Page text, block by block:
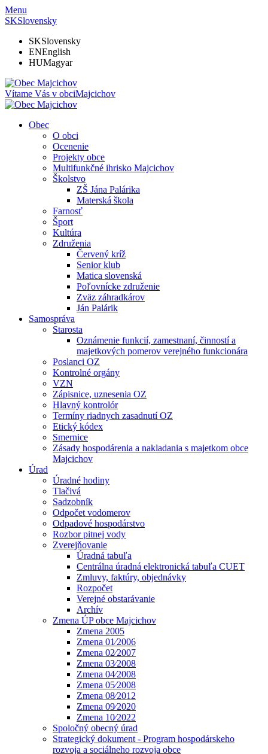
Menu
SKSlovensky
SKSlovensky
ENEnglish
HUMagyar
Vítame Vás v obciMajcichov
Obec
O obci
Ocenenie
Projekty obce
Multifunkčné ihrisko Majcichov
Školstvo
ZŠ Jána Palárika
Materská škola
Farnosť
Šport
Kultúra
Združenia
Červený kríž
Senior klub
Matica slovenská
Poľovnícke združenie
Zväz záhradkárov
Ján Palárik
Samospráva
Starosta
Oznámenie funkcií, zamestnaní, činností a
majetkových pomerov verejného funkcionára
Poslanci OZ
Kontrolné orgány
VZN
Zápisnice, uznesenia OZ
Hlavný kontrolór
Termíny riadnych zasadnutí OZ
Etický kódex
Smernice
Zásady hospodárenia a nakladania s majetkom obce
Majcichov
Úrad
Úradné hodiny
Tlačivá
Sadzobník
Odpočet vodomerov
Odpadové hospodárstvo
Rozbor pitnej vody
Zverejňovanie
Úradná tabuľa
Centrálna úradná elektronická tabuľa CUET
Zmluvy, faktúry, objednávky
Rozpočet
Verejné obstarávanie
Archív
Zmena ÚP obce Majcichov
Zmena 2005
Zmena 01⁄2006
Zmena 02⁄2007
Zmena 03⁄2008
Zmena 04⁄2008
Zmena 05⁄2008
Zmena 08⁄2012
Zmena 09⁄2020
Zmena 10⁄2022
Spoločný obecný úrad
Strategický dokument - Program hospodárskeho
rozvoja a sociálneho rozvoja obce